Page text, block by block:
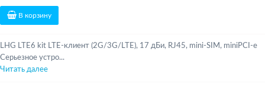
В корзину
LHG LTE6 kit LTE-клиент (2G/3G/LTE), 17 дБи, RJ45, mini-SIM, miniPCI-e
Серьезное устро...
Читать далее